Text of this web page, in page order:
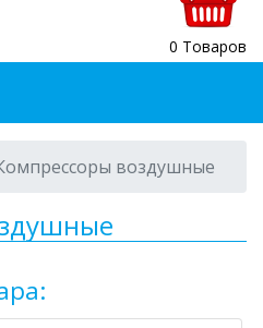
0 Товаров
воздушные